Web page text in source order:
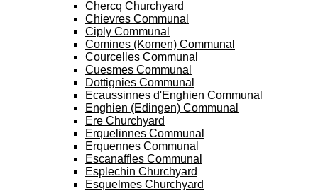
Chercq Churchyard
Chievres Communal
Ciply Communal
Comines (Komen) Communal
Courcelles Communal
Cuesmes Communal
Dottignies Communal
Ecaussinnes d'Enghien Communal
Enghien (Edingen) Communal
Ere Churchyard
Erquelinnes Communal
Erquennes Communal
Escanaffles Communal
Esplechin Churchyard
Esquelmes Churchyard